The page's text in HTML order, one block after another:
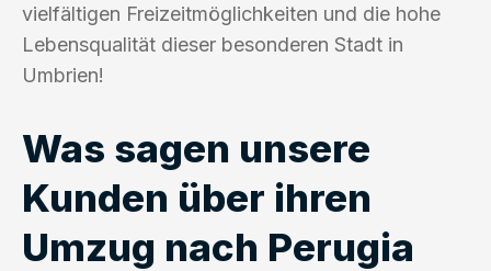
vielfältigen Freizeitmöglichkeiten und die hohe
Lebensqualität dieser besonderen Stadt in
Umbrien!
Was sagen unsere
Kunden über ihren
Umzug nach Perugia